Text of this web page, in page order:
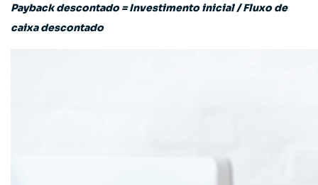
Payback descontado = Investimento inicial / Fluxo de
caixa descontado